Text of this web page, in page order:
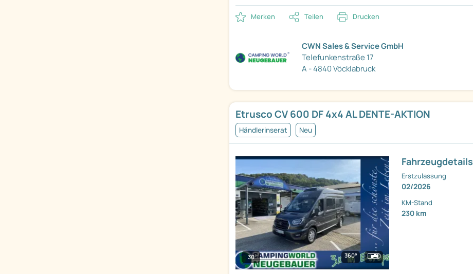
Merken Teilen Drucken
CWN Sales & Service GmbH
Telefunkenstraße 17
A - 4840 Vöcklabruck
Etrusco CV 600 DF 4x4 AL DENTE-AKTION
Händlerinserat Neu
30 360°
Fahrzeugdetails
Erstzulassung
02/2026
KM-Stand
230 km